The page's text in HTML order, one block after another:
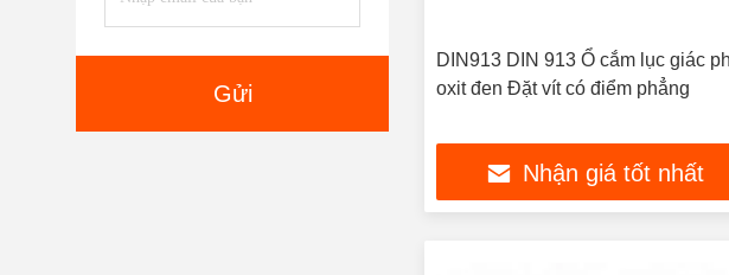
Gửi
DIN913 DIN 913 Ổ cắm lục giác
oxit đen Đặt vít có điểm phẳng
Nhận giá tốt nhất